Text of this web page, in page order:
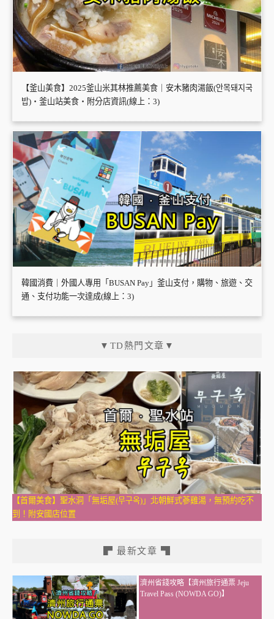
【釜山美食】2025釜山米其林推薦美食｜安木豬肉湯飯(안목돼지국
밥)・釜山站美食・附分店資訊(線上：3)
韓國消費｜外國人專用「BUSAN Pay」釜山支付，購物、旅遊、交
通、支付功能一次達成(線上：3)
▼TD熱門文章▼
【首爾美食】聖水洞「無垢屋(무구옥)」北朝鮮式蔘雞湯，無預約吃不
到！附安國店位置
▛ 最新文章 ▜
濟州省錢攻略【濟州旅行通票 Jeju
Travel Pass (NOWDA GO)】